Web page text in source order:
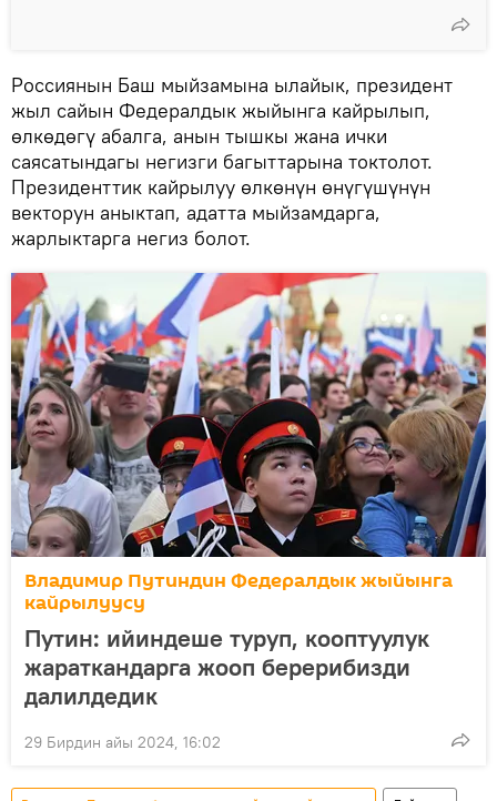
Россиянын Баш мыйзамына ылайык, президент
жыл сайын Федералдык жыйынга кайрылып,
өлкөдөгү абалга, анын тышкы жана ички
саясатындагы негизги багыттарына токтолот.
Президенттик кайрылуу өлкөнүн өнүгүшүнүн
векторун аныктап, адатта мыйзамдарга,
жарлыктарга негиз болот.
Владимир Путиндин Федералдык жыйынга
кайрылуусу
Путин: ийиндеше туруп, кооптуулук
жараткандарга жооп берерибизди
далилдедик
29 Бирдин айы 2024, 16:02